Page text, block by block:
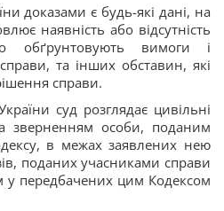
доказами є будь-які дані, на
наявність або відсутність
обґрунтовують вимоги і
та інших обставин, які
справи.
суд розглядає цивільні
зверненням особи, поданим
в межах заявлених нею
поданих учасниками справи
у передбачених цим Кодексом